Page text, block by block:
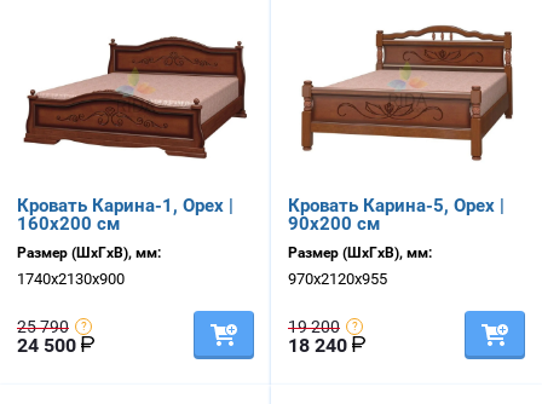
Кровать Карина-1, Орех |
160х200 см
Размер (ШхГхВ), мм:
1740х2130х900
25 790
24 500
Кровать Карина-5, Орех |
90х200 см
Размер (ШхГхВ), мм:
970х2120х955
19 200
18 240